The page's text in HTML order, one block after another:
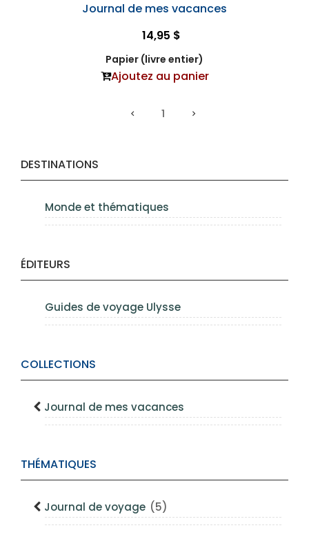
DESTINATIONS
Monde et thématiques
ÉDITEURS
Guides de voyage Ulysse
COLLECTIONS
Journal de mes vacances
THÉMATIQUES
Journal de voyage (5)
Journal de mes vacances
14,95 $
Papier (livre entier)
Ajoutez au panier
1